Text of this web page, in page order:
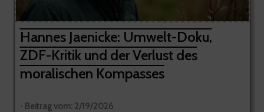
Hannes Jaenicke: Umwelt-Doku,
ZDF-Kritik und der Verlust des
moralischen Kompasses
⋅ Beitrag vom: 2/19/2026